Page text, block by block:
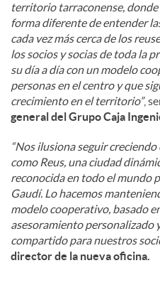
territorio tarraconense,
forma diferente de entender
cada vez más cerca de los
los socios y socias de toda la
su día a día con un modelo
personas en el centro y que
crecimiento en el territorio”,
general del Grupo Caja
“Nos ilusiona seguir
como Reus, una ciudad
reconocida en todo el mundo
Gaudí. Lo hacemos
modelo cooperativo, basado
asesoramiento personalizado
compartido para nuestros
director de la nueva oficina.